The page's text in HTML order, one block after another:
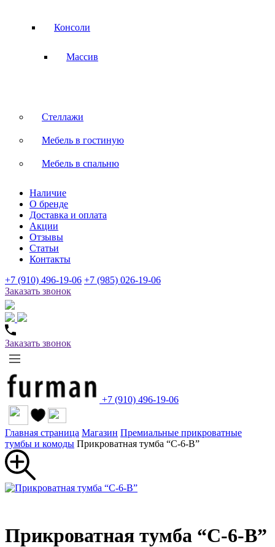
Консоли
Массив
Стеллажи
Мебель в гостиную
Мебель в спальню
Наличие
О бренде
Доставка и оплата
Акции
Отзывы
Статьи
Контакты
+7 (910) 496-19-06 +7 (985) 026-19-06
Заказать звонок
Заказать звонок
+7 (910) 496-19-06
Главная страница Магазин Премиальные прикроватные
тумбы и комоды Прикроватная тумба “С-6-В”
Прикроватная тумба “С-6-В”